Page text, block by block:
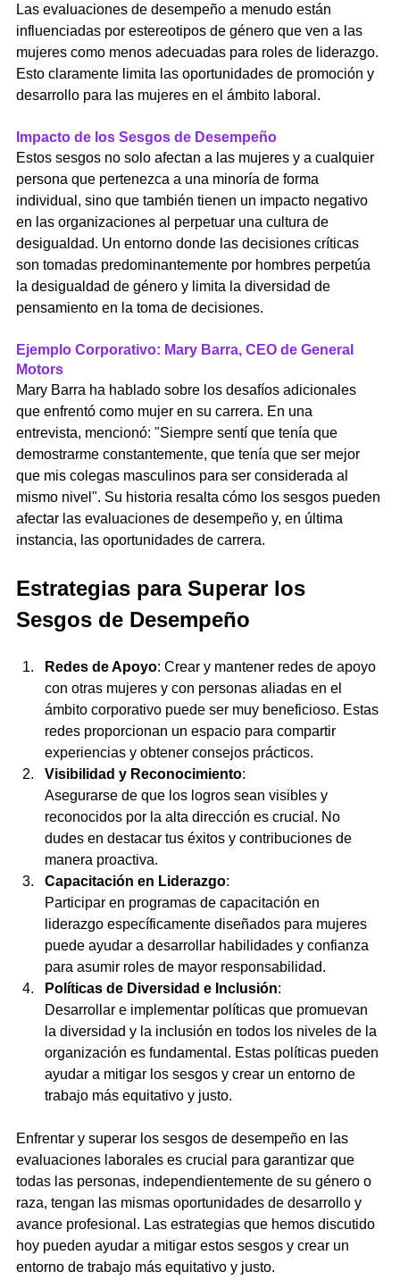
Las evaluaciones de desempeño a menudo están
influenciadas por estereotipos de género que ven a las
mujeres como menos adecuadas para roles de liderazgo.
Esto claramente limita las oportunidades de promoción y
desarrollo para las mujeres en el ámbito laboral.
Impacto de los Sesgos de Desempeño
Estos sesgos no solo afectan a las mujeres y a cualquier
persona que pertenezca a una minoría de forma
individual, sino que también tienen un impacto negativo
en las organizaciones al perpetuar una cultura de
desigualdad. Un entorno donde las decisiones críticas
son tomadas predominantemente por hombres perpetúa
la desigualdad de género y limita la diversidad de
pensamiento en la toma de decisiones.
Ejemplo Corporativo: Mary Barra, CEO de General
Motors
Mary Barra ha hablado sobre los desafíos adicionales
que enfrentó como mujer en su carrera. En una
entrevista, mencionó: "Siempre sentí que tenía que
demostrarme constantemente, que tenía que ser mejor
que mis colegas masculinos para ser considerada al
mismo nivel". Su historia resalta cómo los sesgos pueden
afectar las evaluaciones de desempeño y, en última
instancia, las oportunidades de carrera.
Estrategias para Superar los
Sesgos de Desempeño
Redes de Apoyo: Crear y mantener redes de apoyo
con otras mujeres y con personas aliadas en el
ámbito corporativo puede ser muy beneficioso. Estas
redes proporcionan un espacio para compartir
experiencias y obtener consejos prácticos.
Visibilidad y Reconocimiento:
Asegurarse de que los logros sean visibles y
reconocidos por la alta dirección es crucial. No
dudes en destacar tus éxitos y contribuciones de
manera proactiva.
Capacitación en Liderazgo:
Participar en programas de capacitación en
liderazgo específicamente diseñados para mujeres
puede ayudar a desarrollar habilidades y confianza
para asumir roles de mayor responsabilidad.
Políticas de Diversidad e Inclusión:
Desarrollar e implementar políticas que promuevan
la diversidad y la inclusión en todos los niveles de la
organización es fundamental. Estas políticas pueden
ayudar a mitigar los sesgos y crear un entorno de
trabajo más equitativo y justo.
Enfrentar y superar los sesgos de desempeño en las
evaluaciones laborales es crucial para garantizar que
todas las personas, independientemente de su género o
raza, tengan las mismas oportunidades de desarrollo y
avance profesional. Las estrategias que hemos discutido
hoy pueden ayudar a mitigar estos sesgos y crear un
entorno de trabajo más equitativo y justo.